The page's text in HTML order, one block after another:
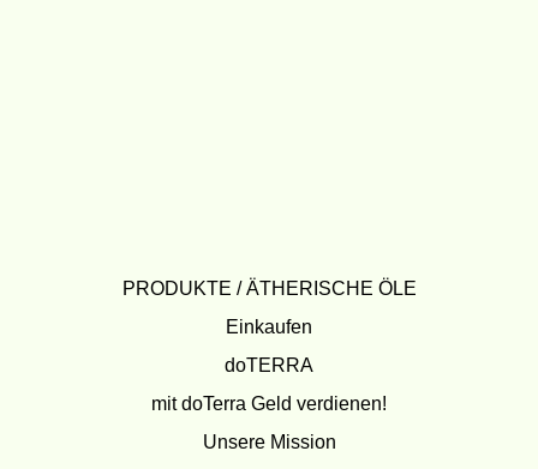
PRODUKTE / ÄTHERISCHE ÖLE
Einkaufen
doTERRA
mit doTerra Geld verdienen!
Unsere Mission